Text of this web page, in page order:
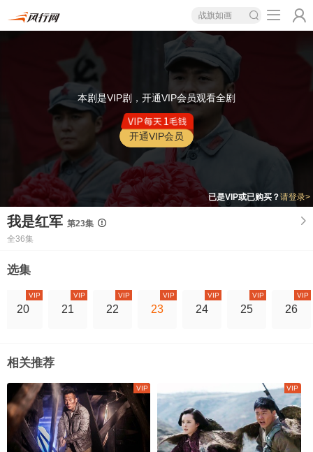
战旗如画
本剧是VIP剧，开通VIP会员观看全剧
开通VIP会员
已是VIP或已购买？请登录>
我是红军 第23集
全36集
选集
20
VIP
21
VIP
22
VIP
23
VIP
24
VIP
25
VIP
26
VIP
相关推荐